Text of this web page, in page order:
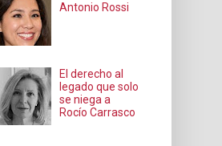
Antonio Rossi
El derecho al
legado que solo
se niega a
Rocío Carrasco